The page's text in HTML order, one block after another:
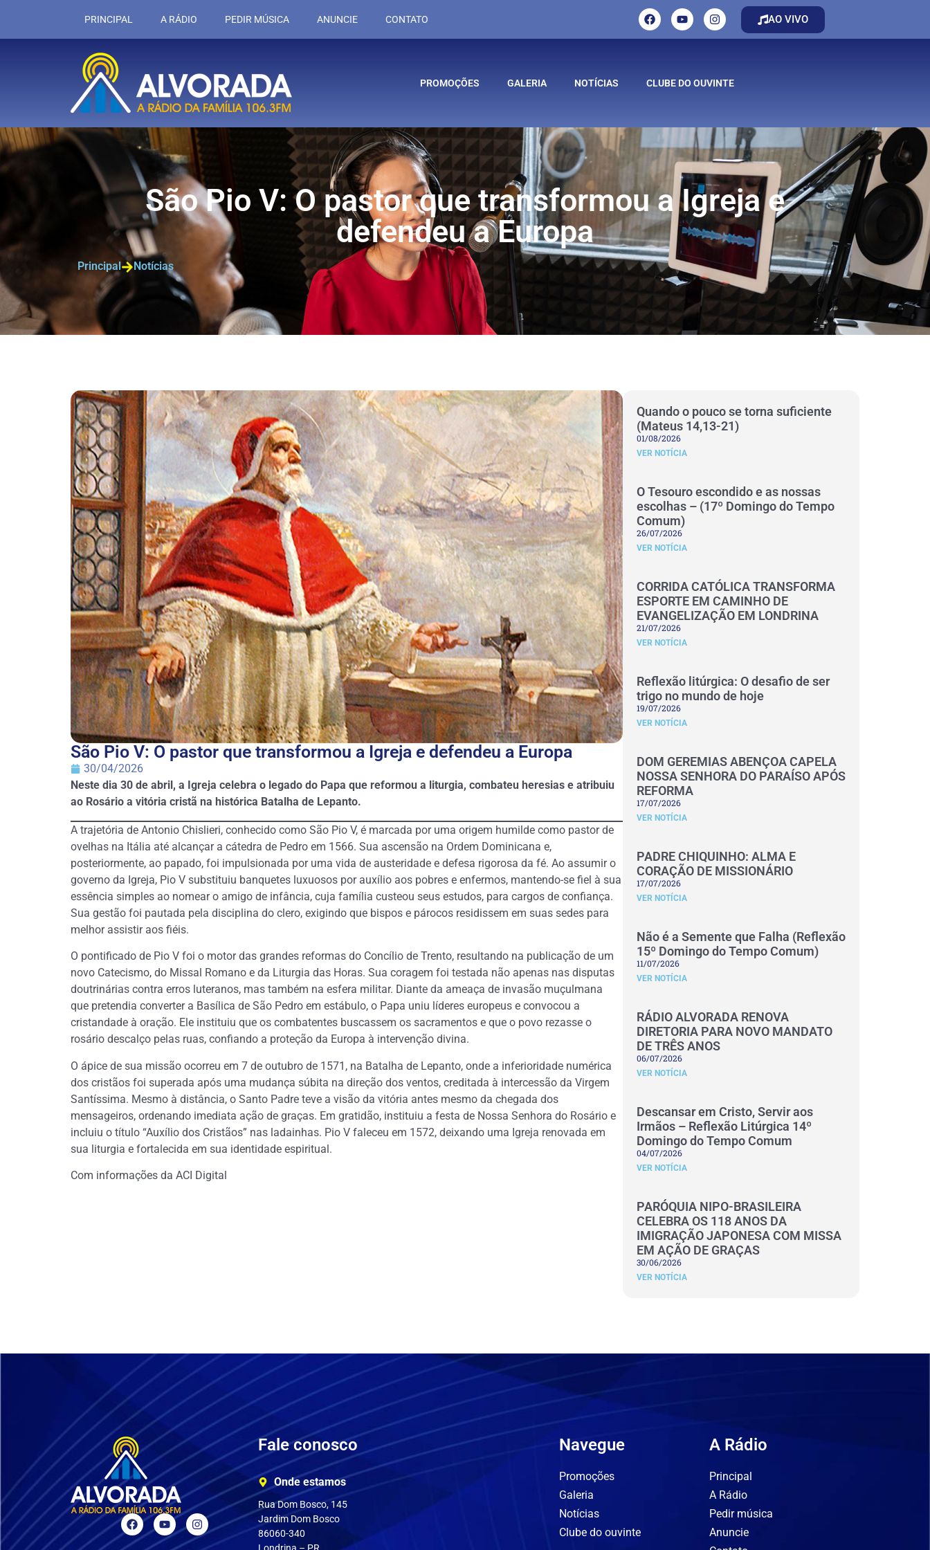
PRINCIPAL A RÁDIO PEDIR MÚSICA ANUNCIE CONTATO AO VIVO
PROMOÇÕES GALERIA NOTÍCIAS CLUBE DO OUVINTE
São Pio V: O pastor que transformou a Igreja e
defendeu a Europa
Principal Notícias
São Pio V: O pastor que transformou a Igreja e defendeu a Europa
30/04/2026
Neste dia 30 de abril, a Igreja celebra o legado do Papa que reformou a liturgia, combateu heresias e atribuiu
ao Rosário a vitória cristã na histórica Batalha de Lepanto.
A trajetória de Antonio Chislieri, conhecido como São Pio V, é marcada por uma origem humilde como pastor de
ovelhas na Itália até alcançar a cátedra de Pedro em 1566. Sua ascensão na Ordem Dominicana e,
posteriormente, ao papado, foi impulsionada por uma vida de austeridade e defesa rigorosa da fé. Ao assumir o
governo da Igreja, Pio V substituiu banquetes luxuosos por auxílio aos pobres e enfermos, mantendo-se fiel à sua
essência simples ao nomear o amigo de infância, cuja família custeou seus estudos, para cargos de confiança.
Sua gestão foi pautada pela disciplina do clero, exigindo que bispos e párocos residissem em suas sedes para
melhor assistir aos fiéis.
O pontificado de Pio V foi o motor das grandes reformas do Concílio de Trento, resultando na publicação de um
novo Catecismo, do Missal Romano e da Liturgia das Horas. Sua coragem foi testada não apenas nas disputas
doutrinárias contra erros luteranos, mas também na esfera militar. Diante da ameaça de invasão muçulmana
que pretendia converter a Basílica de São Pedro em estábulo, o Papa uniu líderes europeus e convocou a
cristandade à oração. Ele instituiu que os combatentes buscassem os sacramentos e que o povo rezasse o
rosário descalço pelas ruas, confiando a proteção da Europa à intervenção divina.
O ápice de sua missão ocorreu em 7 de outubro de 1571, na Batalha de Lepanto, onde a inferioridade numérica
dos cristãos foi superada após uma mudança súbita na direção dos ventos, creditada à intercessão da Virgem
Santíssima. Mesmo à distância, o Santo Padre teve a visão da vitória antes mesmo da chegada dos
mensageiros, ordenando imediata ação de graças. Em gratidão, instituiu a festa de Nossa Senhora do Rosário e
incluiu o título “Auxílio dos Cristãos” nas ladainhas. Pio V faleceu em 1572, deixando uma Igreja renovada em
sua liturgia e fortalecida em sua identidade espiritual.
Com informações da ACI Digital
Quando o pouco se torna suficiente
(Mateus 14,13-21)
01/08/2026
VER NOTÍCIA
O Tesouro escondido e as nossas
escolhas – (17º Domingo do Tempo
Comum)
26/07/2026
VER NOTÍCIA
CORRIDA CATÓLICA TRANSFORMA
ESPORTE EM CAMINHO DE
EVANGELIZAÇÃO EM LONDRINA
21/07/2026
VER NOTÍCIA
Reflexão litúrgica: O desafio de ser
trigo no mundo de hoje
19/07/2026
VER NOTÍCIA
DOM GEREMIAS ABENÇOA CAPELA
NOSSA SENHORA DO PARAÍSO APÓS
REFORMA
17/07/2026
VER NOTÍCIA
PADRE CHIQUINHO: ALMA E
CORAÇÃO DE MISSIONÁRIO
17/07/2026
VER NOTÍCIA
Não é a Semente que Falha (Reflexão
15º Domingo do Tempo Comum)
11/07/2026
VER NOTÍCIA
RÁDIO ALVORADA RENOVA
DIRETORIA PARA NOVO MANDATO
DE TRÊS ANOS
06/07/2026
VER NOTÍCIA
Descansar em Cristo, Servir aos
Irmãos – Reflexão Litúrgica 14º
Domingo do Tempo Comum
04/07/2026
VER NOTÍCIA
PARÓQUIA NIPO-BRASILEIRA
CELEBRA OS 118 ANOS DA
IMIGRAÇÃO JAPONESA COM MISSA
EM AÇÃO DE GRAÇAS
30/06/2026
VER NOTÍCIA
Fale conosco
Onde estamos
Rua Dom Bosco, 145
Jardim Dom Bosco
86060-340
Navegue
Promoções
Galeria
Notícias
Clube do ouvinte
A Rádio
Principal
A Rádio
Pedir música
Anuncie